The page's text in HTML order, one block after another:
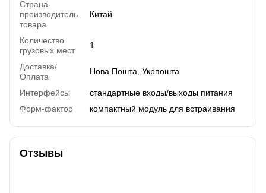
Страна-
производитель
товара
Китай
Количество
грузовых мест
1
Доставка/
Оплата
Нова Пошта, Укрпошта
Интерфейсы
стандартные входы/выходы питания
Форм-фактор
компактный модуль для встраивания
Отзывы